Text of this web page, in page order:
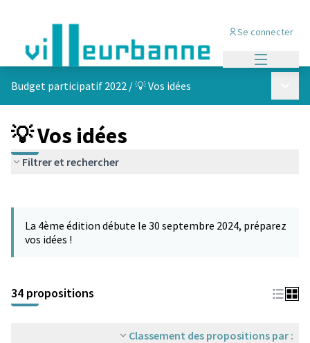
Se connecter
Budget participatif 2022 /💡 Vos idées
💡 Vos idées
Filtrer et rechercher
−
La 4ème édition débute le 30 septembre 2024, préparez
vos idées !
34 propositions
Classement des propositions par :